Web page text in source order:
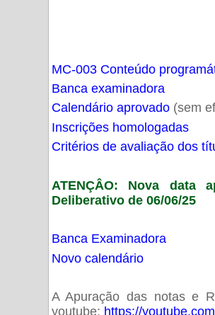
MC-003 Conteúdo
Banca examinadora
Calendário aprovado(sem
Inscrições homologadas
Critérios de avaliação dos
ATENÇÂO: Nova data
Deliberativo de 06/06/25
Banca Examinadora
Novo calendário
A Apuração das notas e
youtube: https://